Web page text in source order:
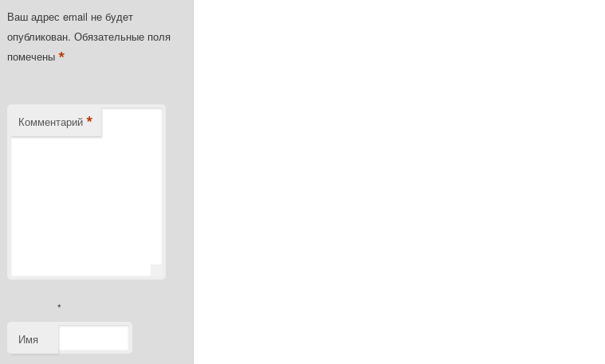
Ваш адрес email не будет
опубликован. Обязательные поля
помечены*
Комментарий *
Имя
*